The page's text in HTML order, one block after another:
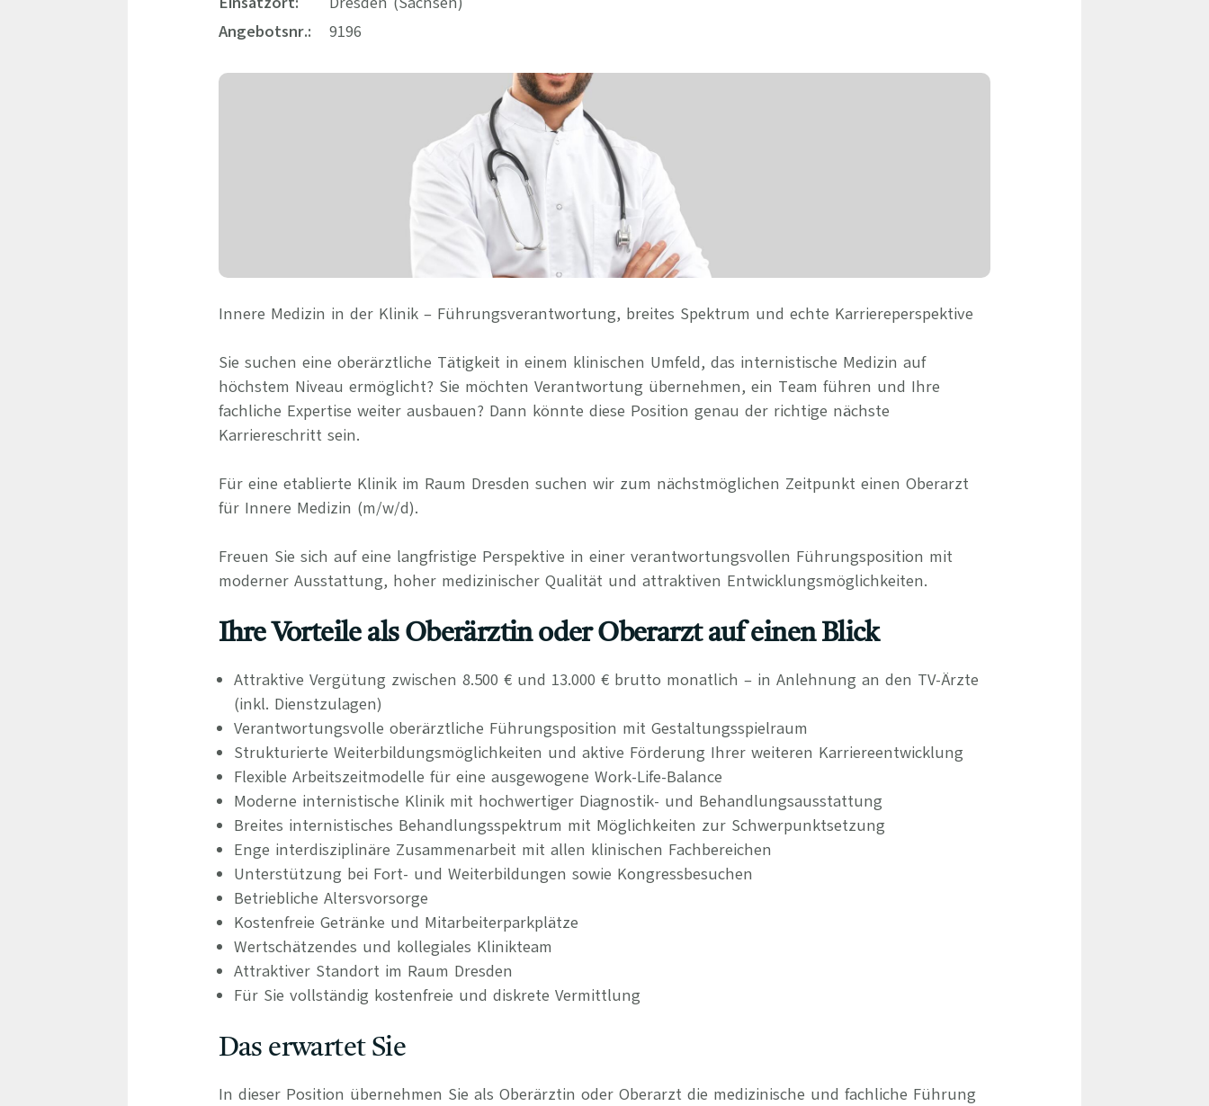
Sanovetis Care+
Angebotsnr.:
9196
Innere Medizin in der Klinik – Führungsverantwortung, breites Spektrum und echte Karriereperspektive
Sie suchen eine oberärztliche Tätigkeit in einem klinischen Umfeld, das internistische Medizin auf
höchstem Niveau ermöglicht? Sie möchten Verantwortung übernehmen, ein Team führen und Ihre
fachliche Expertise weiter ausbauen? Dann könnte diese Position genau der richtige nächste
Karriereschritt sein.
Für eine etablierte Klinik im Raum Dresden suchen wir zum nächstmöglichen Zeitpunkt einen Oberarzt
für Innere Medizin (m/w/d).
Freuen Sie sich auf eine langfristige Perspektive in einer verantwortungsvollen Führungsposition mit
moderner Ausstattung, hoher medizinischer Qualität und attraktiven Entwicklungsmöglichkeiten.
Ihre Vorteile als Oberärztin oder Oberarzt auf einen Blick
Attraktive Vergütung zwischen 8.500 € und 13.000 € brutto monatlich – in Anlehnung an den TV-Ärzte
(inkl. Dienstzulagen)
Verantwortungsvolle oberärztliche Führungsposition mit Gestaltungsspielraum
Strukturierte Weiterbildungsmöglichkeiten und aktive Förderung Ihrer weiteren Karriereentwicklung
Flexible Arbeitszeitmodelle für eine ausgewogene Work-Life-Balance
Moderne internistische Klinik mit hochwertiger Diagnostik- und Behandlungsausstattung
Breites internistisches Behandlungsspektrum mit Möglichkeiten zur Schwerpunktsetzung
Enge interdisziplinäre Zusammenarbeit mit allen klinischen Fachbereichen
Unterstützung bei Fort- und Weiterbildungen sowie Kongressbesuchen
Betriebliche Altersvorsorge
Kostenfreie Getränke und Mitarbeiterparkplätze
Wertschätzendes und kollegiales Klinikteam
Attraktiver Standort im Raum Dresden
Für Sie vollständig kostenfreie und diskrete Vermittlung
Das erwartet Sie
In dieser Position übernehmen Sie als Oberärztin oder Oberarzt die medizinische und fachliche Führung